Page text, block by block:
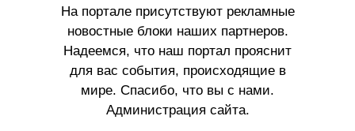
На портале присутствуют рекламные
новостные блоки наших партнеров.
Надеемся, что наш портал прояснит
для вас события, происходящие в
мире. Спасибо, что вы с нами.
Администрация сайта.